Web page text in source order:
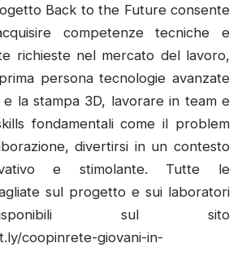
Back to the Future consente
competenze tecniche e
richieste nel mercato del lavoro,
persona tecnologie avanzate
la stampa 3D, lavorare in team e
fondamentali come il problem
divertirsi in un contesto
e stimolante. Tutte le
sul progetto e sui laboratori
sul sito
coopinrete-giovani-in-